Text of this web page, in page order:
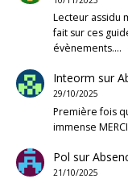
Lecteur assidu
fait sur ces
évènements.…
Inteorm sur
29/10/2025
Première fois
immense
Pol sur
21/10/2025